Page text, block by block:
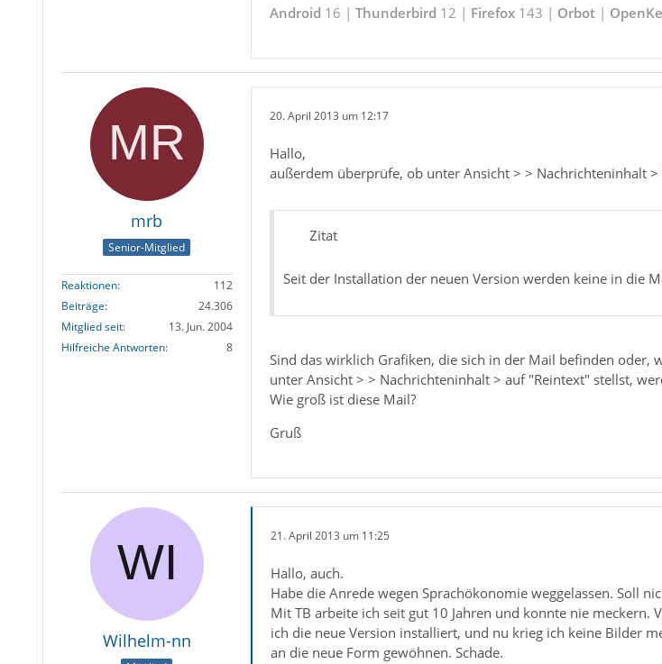
Android 16 | Thunderbird 12 | Firefox143 | Orbot|
mrb
Senior-Mitglied
Reaktionen
112
Beiträge
24.306
Mitglied seit
13. Jun. 2004
Hilfreiche Antworten
8
20. April 2013 um 12:17
Hallo,
außerdem überprüfe, ob unter Ansicht > > Nachrichteninhalt
Zitat
Seit der Installation der neuen Version werden keine in die
Sind das wirklich Grafiken, die sich in der Mail befinden oder,
unter Ansicht > > Nachrichteninhalt > auf "Reintext" stellst,
Wie groß ist diese Mail?
Gruß
Wilhelm-nn
21. April 2013 um 11:25
Hallo, auch.
Habe die Anrede wegen Sprachökonomie weggelassen. Soll
Mit TB arbeite ich seit gut 10 Jahren und konnte nie
ich die neue Version installiert, und nu krieg ich keine Bilder
an die neue Form gewöhnen. Schade.